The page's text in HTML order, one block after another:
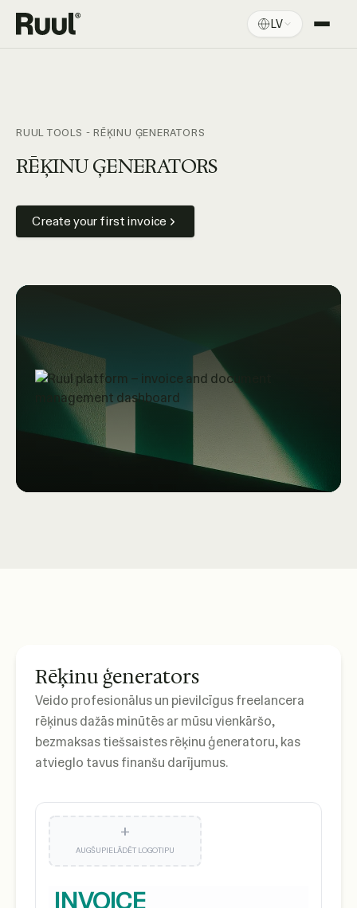
Ruul sākums LV
Resursi
RUUL TOOLS - RĒĶINU ĢENERATORS
RĒĶINU ĢENERATORS
Create your first invoice
Rēķinu ģenerators
Veido profesionālus un pievilcīgus freelancera
rēķinus dažās minūtēs ar mūsu vienkāršo,
bezmaksas tiešsaistes rēķinu ģeneratoru, kas
atvieglo tavus finanšu darījumus.
+
AUGŠUPIELĀDĒT LOGOTIPU